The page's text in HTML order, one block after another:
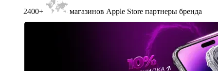
2400+
магазинов Apple Store партнеры бренда